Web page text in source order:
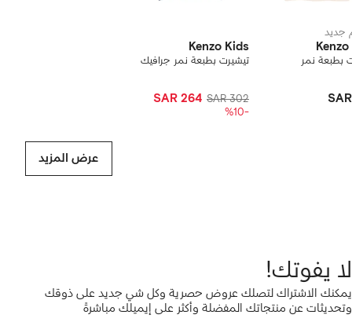
جديد
بطبعة نمر
Kenzo Kids
تيشيرت بطبعة نمر جرافيك
SAR 302
SAR 264
-%10
عرض المزيد
لا يفوتك!
يمكنك الاشتراك لتصلك عروض حصرية وكل شي جديد على ذوقك
وتحديثات عن منتجاتك المفضلة وأكثر على إيميلك مباشرةً